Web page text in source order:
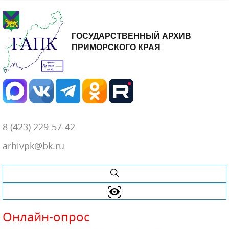
ГОСУДАРСТВЕННЫЙ АРХИВ
ПРИМОРСКОГО КРАЯ
8 (423) 229-57-42
arhivpk@bk.ru
Онлайн-опрос